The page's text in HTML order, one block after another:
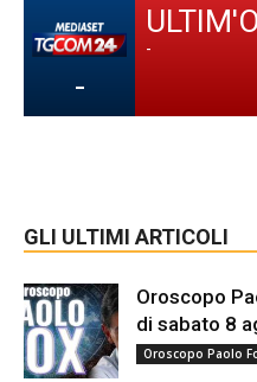
-
-
GLI ULTIMI ARTICOLI
Oroscopo
di sabato 8
Oroscopo Paolo